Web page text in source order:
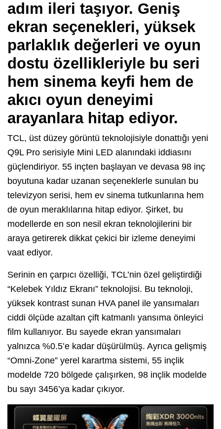
adım ileri taşıyor. Geniş
ekran seçenekleri, yüksek
parlaklık değerleri ve oyun
dostu özellikleriyle bu seri
hem sinema keyfi hem de
akıcı oyun deneyimi
arayanlara hitap ediyor.
TCL, üst düzey görüntü teknolojisiyle donattığı yeni
Q9L Pro serisiyle Mini LED alanındaki iddiasını
güçlendiriyor. 55 inçten başlayan ve devasa 98 inç
boyutuna kadar uzanan seçeneklerle sunulan bu
televizyon serisi, hem ev sinema tutkunlarına hem
de oyun meraklılarına hitap ediyor. Şirket, bu
modellerde en son nesil ekran teknolojilerini bir
araya getirerek dikkat çekici bir izleme deneyimi
vaat ediyor.
Serinin en çarpıcı özelliği, TCL’nin özel geliştirdiği
“Kelebek Yıldız Ekranı” teknolojisi. Bu teknoloji,
yüksek kontrast sunan HVA panel ile yansımaları
ciddi ölçüde azaltan çift katmanlı yansıma önleyici
film kullanıyor. Bu sayede ekran yansımaları
yalnızca %0.5’e kadar düşürülmüş. Ayrıca gelişmiş
“Omni-Zone” yerel karartma sistemi, 55 inçlik
modelde 720 bölgede çalışırken, 98 inçlik modelde
bu sayı 3456’ya kadar çıkıyor.